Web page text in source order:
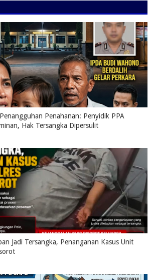
Penahanan: Penyidik PPA
Hak Tersangka Dipersulit
Jadi Tersangka, Penanganan Kasus Unit